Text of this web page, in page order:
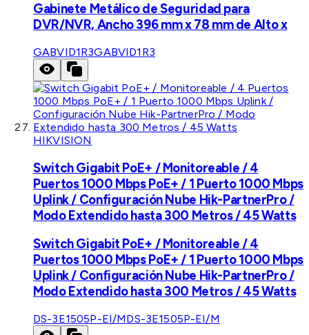
Gabinete Metálico de Seguridad para
DVR/NVR, Ancho 396 mm x 78 mm de Alto x
GABVID1R3GABVID1R3
HIKVISION
Switch Gigabit PoE+ / Monitoreable / 4
Puertos 1000 Mbps PoE+ / 1 Puerto 1000 Mbps
Uplink / Configuración Nube Hik-PartnerPro /
Modo Extendido hasta 300 Metros / 45 Watts
Switch Gigabit PoE+ / Monitoreable / 4
Puertos 1000 Mbps PoE+ / 1 Puerto 1000 Mbps
Uplink / Configuración Nube Hik-PartnerPro /
Modo Extendido hasta 300 Metros / 45 Watts
DS-3E1505P-EI/MDS-3E1505P-EI/M